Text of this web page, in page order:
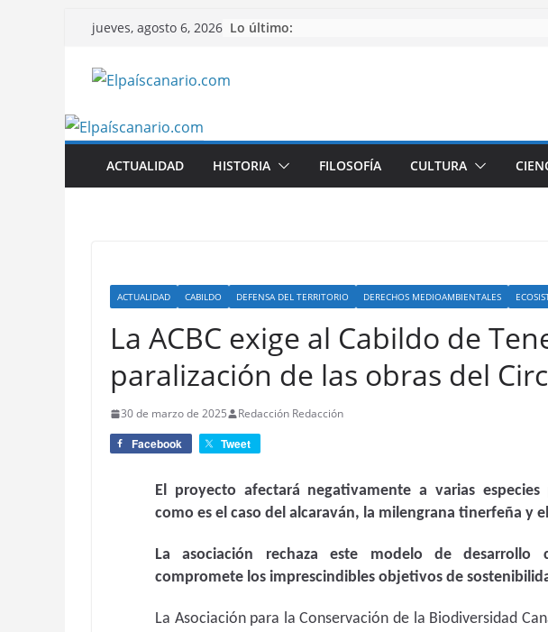
Saltar
contenido
jueves, agosto 6, 2026 Lo último:
ACTUALIDAD HISTORIA FILOSOFÍA CULTURA
ACTUALIDAD CABILDO DEFENSA DEL TERRITORIO DERECHOS MEDIOAMBIENTALES
La ACBC exige al Cabildo de
paralización de las obras del
30 de marzo de 2025 Redacción Redacción
Facebook Tweet
El proyecto afectará negativamente a varias especies
como es el caso del alcaraván, la milengrana tinerfeña y
La asociación rechaza este modelo de desarrollo
compromete los imprescindibles objetivos de
La Asociación para la Conservación de la Biodiversidad